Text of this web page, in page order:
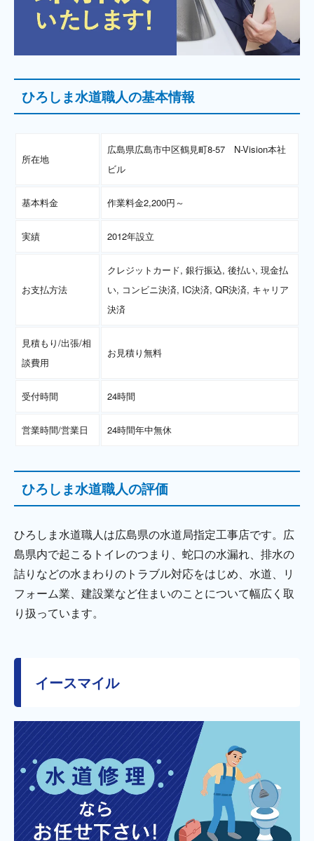
ひろしま水道職人の基本情報
所在地
広島県広島市中区鶴見町8-57 N-Vision本社
ビル
基本料金 作業料金2,200円～
実績 2012年設立
お支払方法
クレジットカード, 銀行振込, 後払い, 現金払
い, コンビニ決済, IC決済, QR決済, キャリア
決済
見積もり/出張/相
談費用
お見積り無料
受付時間 24時間
営業時間/営業日 24時間年中無休
ひろしま水道職人の評価
ひろしま水道職人は広島県の水道局指定工事店です。広
島県内で起こるトイレのつまり、蛇口の水漏れ、排水の
詰りなどの水まわりのトラブル対応をはじめ、水道、リ
フォーム業、建設業など住まいのことについて幅広く取
り扱っています。
イースマイル